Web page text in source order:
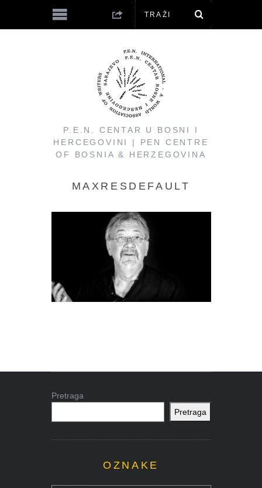
P.E.N. CENTAR U BOSNI I
HERCEGOVINI | PEN CENTRE
OF BOSNIA & HERZEGOVINA
MAXRESDEFAULT
Pretraga
Pretraga
OZNAKE